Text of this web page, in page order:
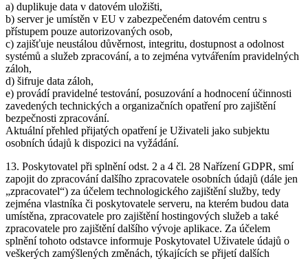
a) duplikuje data v datovém uložišti,
b) server je umístěn v EU v zabezpečeném datovém centru s
přístupem pouze autorizovaných osob,
c) zajišťuje neustálou důvěrnost, integritu, dostupnost a odolnost
systémů a služeb zpracování, a to zejména vytvářením pravidelných
záloh,
d) šifruje data záloh,
e) provádí pravidelné testování, posuzování a hodnocení účinnosti
zavedených technických a organizačních opatření pro zajištění
bezpečnosti zpracování.
Aktuální přehled přijatých opatření je Uživateli jako subjektu
osobních údajů k dispozici na vyžádání.
13. Poskytovatel při splnění odst. 2 a 4 čl. 28 Nařízení GDPR, smí
zapojit do zpracování dalšího zpracovatele osobních údajů (dále jen
„zpracovatel“) za účelem technologického zajištění služby, tedy
zejména vlastníka či poskytovatele serveru, na kterém budou data
umístěna, zpracovatele pro zajištění hostingových služeb a také
zpracovatele pro zajištění dalšího vývoje aplikace. Za účelem
splnění tohoto odstavce informuje Poskytovatel Uživatele údajů o
veškerých zamýšlených změnách, týkajících se přijetí dalších